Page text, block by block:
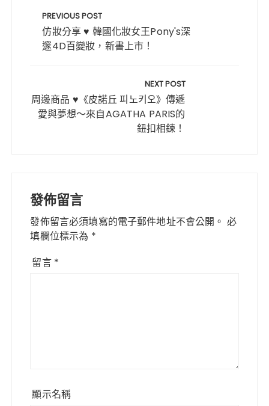
e
b
o
k
te
r st A
PREVIOUS POST
仿妝分享 ♥ 韓國化妝女王Pony's深
邃4D百變妝，新書上市！
NEXT POST
周邊商品 ♥《皮諾丘 피노키오》傳遞
愛與夢想～來自AGATHA PARIS的
鈕扣相鍊！
發佈留言
發佈留言必須填寫的電子郵件地址不會公開。 必
填欄位標示為 *
留言 *
顯示名稱